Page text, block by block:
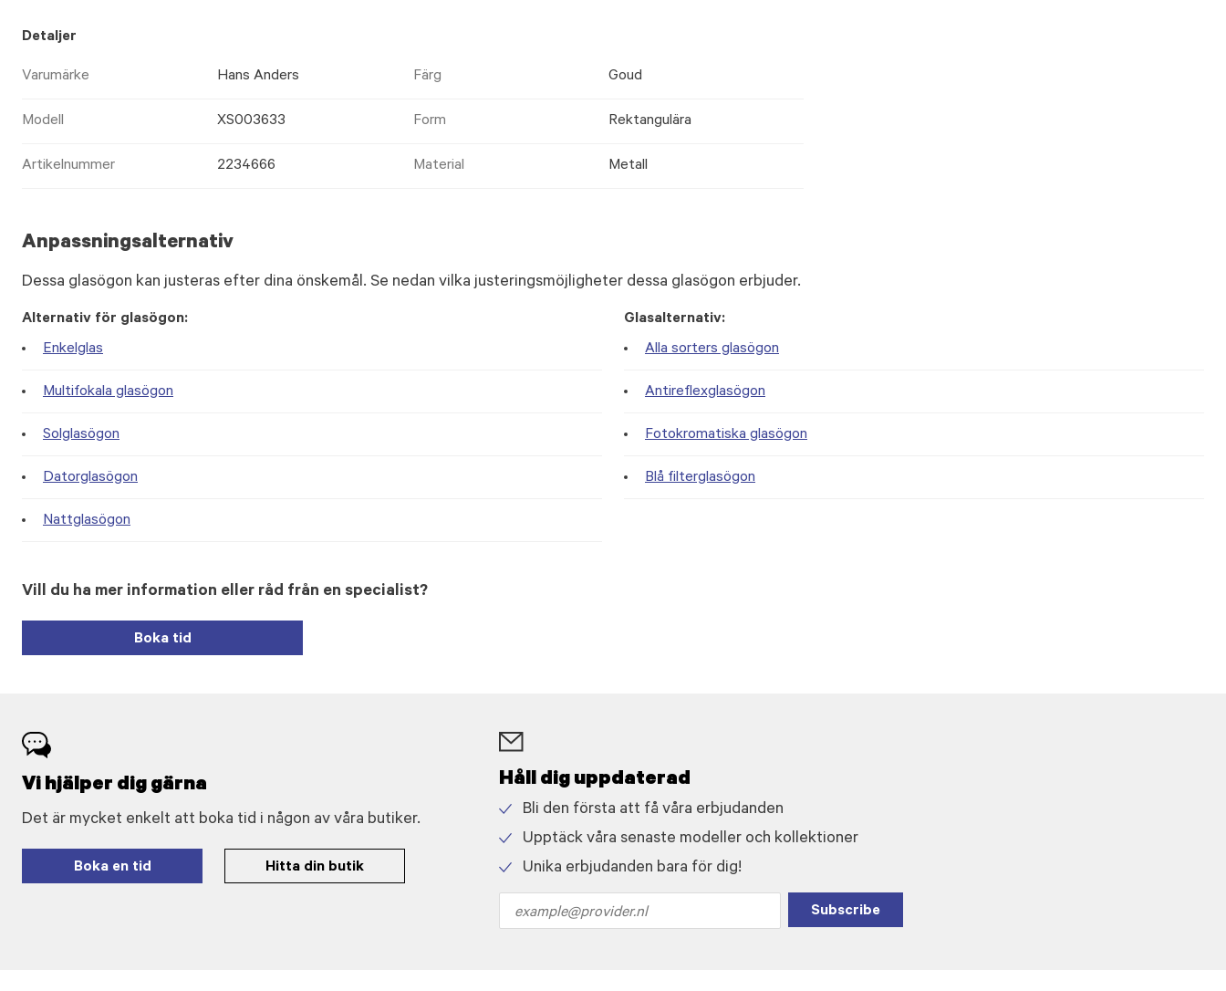
Detaljer
Varumärke Hans Anders Färg Goud
Modell XS003633 Form Rektangulära
Artikelnummer 2234666 Material Metall
Anpassningsalternativ
Dessa glasögon kan justeras efter dina önskemål. Se nedan vilka justeringsmöjligheter dessa glasögon erbjuder.
Alternativ för glasögon:
Enkelglas
Multifokala glasögon
Solglasögon
Datorglasögon
Nattglasögon
Glasalternativ:
Alla sorters glasögon
Antireflexglasögon
Fotokromatiska glasögon
Blå filterglasögon
Vill du ha mer information eller råd från en specialist?
Boka tid
Vi hjälper dig gärna
Det är mycket enkelt att boka tid i någon av våra butiker.
Boka en tid Hitta din butik
Håll dig uppdaterad
icon
Bli den första att få våra erbjudanden
icon
Upptäck våra senaste modeller och kollektioner
Unika erbjudanden bara för dig!
address
Subscribe